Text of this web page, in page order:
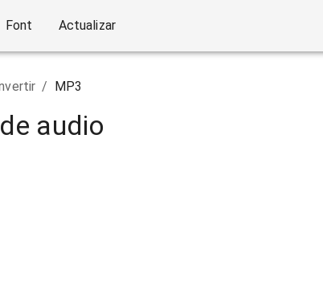
Font Actualizar
/ MP3
audio